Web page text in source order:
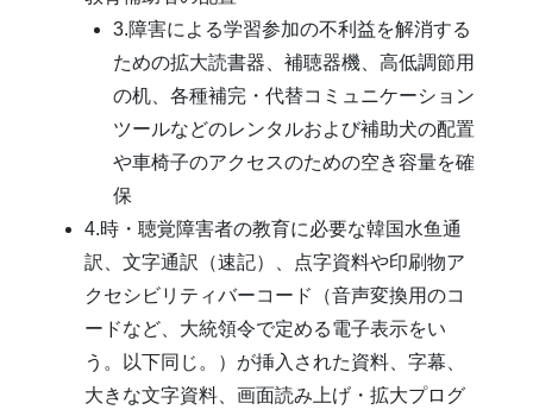
3.障害による学習参加の不利益を解消する
ための拡大読書器、補聴器機、高低調節用
の机、各種補完・代替コミュニケーション
ツールなどのレンタルおよび補助犬の配置
や車椅子のアクセスのための空き容量を確
保
4.時・聴覚障害者の教育に必要な韓国水鱼通
訳、文字通訳（速記）、点字資料や印刷物ア
クセシビリティバーコード（音声変換用のコ
ードなど、大統領令で定める電子表示をい
う。以下同じ。）が挿入された資料、字幕、
大きな文字資料、画面読み上げ・拡大プログ